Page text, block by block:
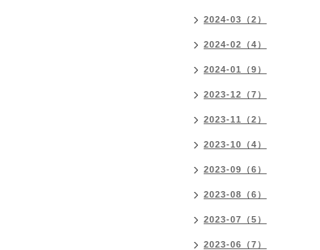
2024-03（2）
2024-02（4）
2024-01（9）
2023-12（7）
2023-11（2）
2023-10（4）
2023-09（6）
2023-08（6）
2023-07（5）
2023-06（7）